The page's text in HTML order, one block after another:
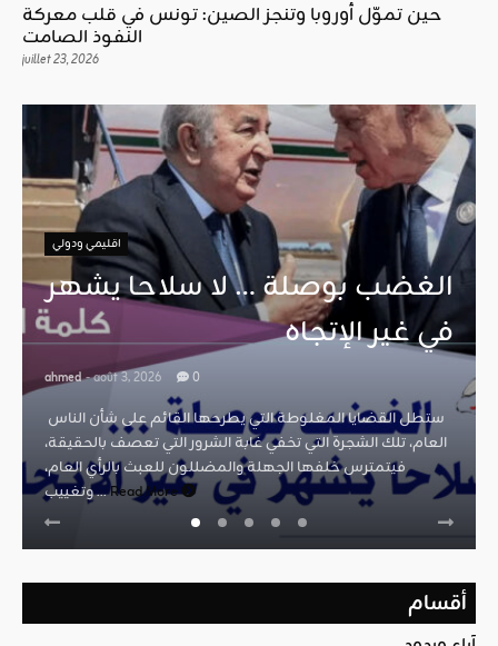
حين تموّل أوروبا وتنجز الصين: تونس في قلب معركة
النفوذ الصامت
juillet 23, 2026
اقليمي ودولي
صدور العدد 602 من جريدة
التحرير
ahmed - août 2, 2026 0
Read More
أقسام